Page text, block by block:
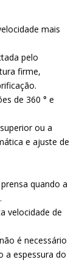
mais
pelo
firme,
de 360 ​​° e
ou a
e ajuste de
quando a
velocidade de
é necessário
a espessura do